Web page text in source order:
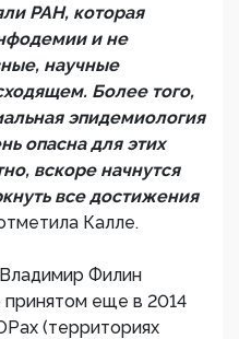
РАН, которая
и не
научные
Более того,
эпидемиология
опасна для этих
вскоре начнутся
все достижения
Калле.
Филин
еще в 2014
(территориях